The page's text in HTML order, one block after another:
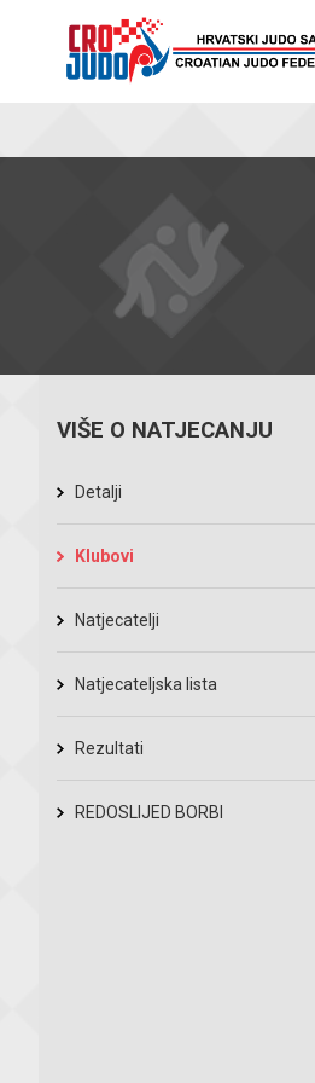
VIŠE O NATJECANJU
Detalji
Klubovi
Natjecatelji
Natjecateljska lista
Rezultati
REDOSLIJED BORBI